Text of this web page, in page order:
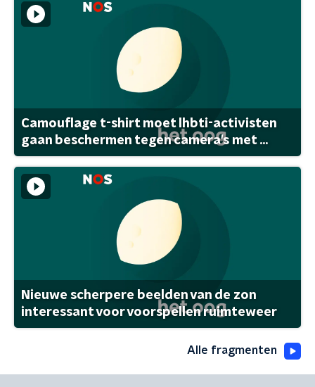
Camouflage t-shirt moet lhbti-activisten
gaan beschermen tegen camera's met ...
Nieuwe scherpere beelden van de zon
interessant voor voorspellen ruimteweer
Alle fragmenten